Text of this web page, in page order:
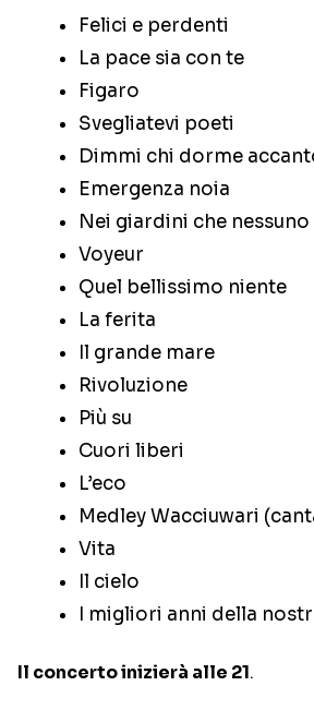
Felici e perdenti
La pace sia con te
Figaro
Svegliatevi poeti
Dimmi chi dorme
Emergenza noia
Nei giardini che nessuno
Voyeur
Quel bellissimo niente
La ferita
Il grande mare
Rivoluzione
Più su
Cuori liberi
L’eco
Medley Wacciuwari
Vita
Il cielo
I migliori anni della
Il concerto inizierà alle 21.